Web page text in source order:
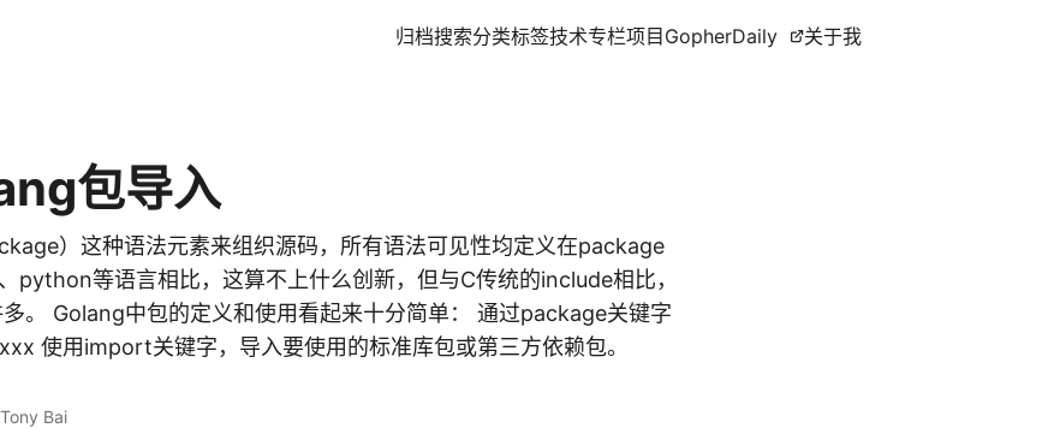
归档搜索分类标签技术专栏项目 GopherDaily 关于我
包导入
）这种语法元素来组织源码，所有语法可见性均定义在package
python等语言相比，这算不上什么创新，但与C传统的include相比，
多。 Golang中包的定义和使用看起来十分简单： 通过package关键字
使用import关键字，导入要使用的标准库包或第三方依赖包。
Tony Bai